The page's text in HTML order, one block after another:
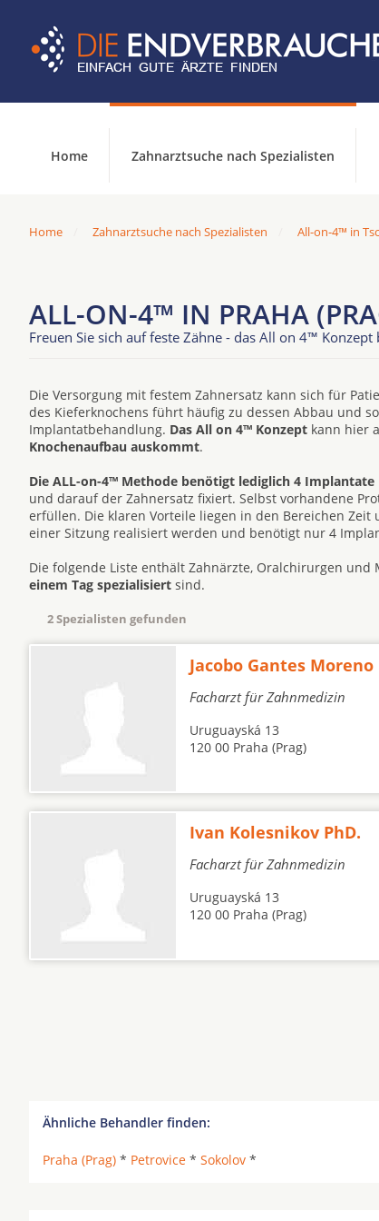
Home Zahnarztsuche nach Spezialisten
Home Zahnarztsuche nach Spezialisten All-on-4™ in
ALL-ON-4™ IN PRAHA
Freuen Sie sich auf feste Zähne - das All on 4™
Die Versorgung mit festem Zahnersatz kann sich für
des Kieferknochens führt häufig zu dessen Abbau und
Implantatbehandlung. Das All on 4™ Konzept kann hier
Knochenaufbau auskommt.
Die ALL-on-4™ Methode benötigt lediglich 4 Implantate
und darauf der Zahnersatz fixiert. Selbst vorhandene
erfüllen. Die klaren Vorteile liegen in den Bereichen
einer Sitzung realisiert werden und benötigt nur 4
Die folgende Liste enthält Zahnärzte, Oralchirurgen und
einem Tag spezialisiert sind.
2 Spezialisten gefunden
Jacobo Gantes Moreno
Facharzt für Zahnmedizin
Uruguayská 13
120 00 Praha (Prag)
Ivan Kolesnikov PhD.
Facharzt für Zahnmedizin
Uruguayská 13
120 00 Praha (Prag)
Ähnliche Behandler finden:
Praha (Prag) * Petrovice * Sokolov *